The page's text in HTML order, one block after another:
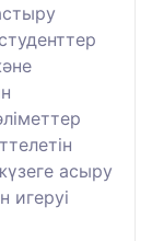
асыру
игеруі